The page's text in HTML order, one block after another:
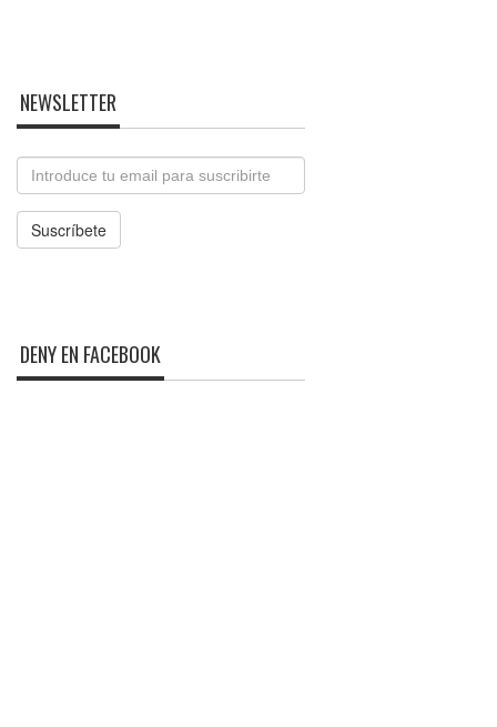
NEWSLETTER
Email
Suscríbete
DENY EN FACEBOOK